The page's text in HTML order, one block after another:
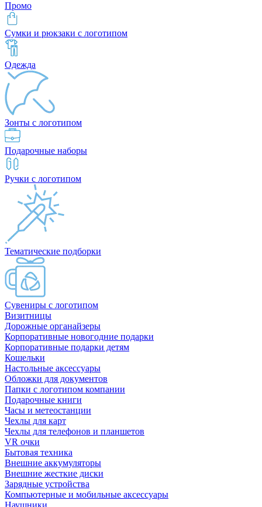
Промо
Сумки и рюкзаки с логотипом
Одежда
Зонты с логотипом
Подарочные наборы
Ручки с логотипом
Тематические подборки
Сувениры с логотипом
Визитницы
Дорожные органайзеры
Корпоративные новогодние подарки
Корпоративные подарки детям
Кошельки
Настольные аксессуары
Обложки для документов
Папки с логотипом компании
Подарочные книги
Часы и метеостанции
Чехлы для карт
Чехлы для телефонов и планшетов
VR очки
Бытовая техника
Внешние аккумуляторы
Внешние жесткие диски
Зарядные устройства
Компьютерные и мобильные аксессуары